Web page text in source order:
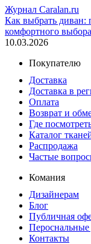
Журнал Caralan.ru
Как выбрать диван:
комфортного выбора
10.03.2026
Покупателю
Доставка
Доставка в
Оплата
Возврат и
Где
Каталог
Распродажа
Частые
Комания
Дизайнерам
Блог
Публичная
Контакты